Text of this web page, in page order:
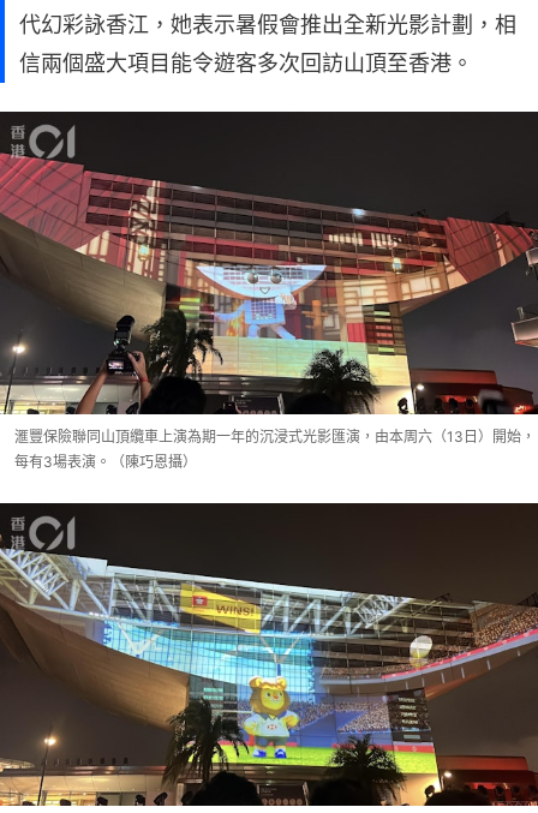
代幻彩詠香江，她表示暑假會推出全新光影計劃，相
信兩個盛大項目能令遊客多次回訪山頂至香港。
滙豐保險聯同山頂纜車上演為期一年的沉浸式光影匯演，由本周六（13日）開始，
每有3場表演。（陳巧恩攝）